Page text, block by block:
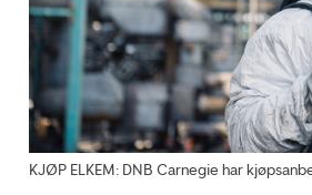
KJØP ELKEM: DNB Carnegie har